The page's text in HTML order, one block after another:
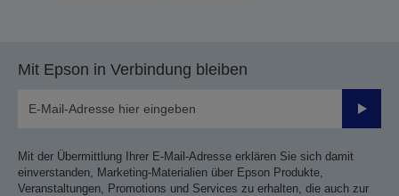
Mit Epson in Verbindung bleiben
Mit der Übermittlung Ihrer E-Mail-Adresse erklären Sie sich damit
einverstanden, Marketing-Materialien über Epson Produkte,
Veranstaltungen, Promotions und Services zu erhalten, die auch zur